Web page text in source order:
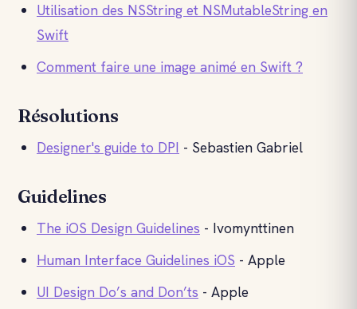
Utilisation des NSString et NSMutableString en
Swift
Comment faire une image animé en Swift ?
Résolutions
Designer's guide to DPI - Sebastien Gabriel
Guidelines
The iOS Design Guidelines - Ivomynttinen
Human Interface Guidelines iOS - Apple
UI Design Do’s and Don’ts - Apple